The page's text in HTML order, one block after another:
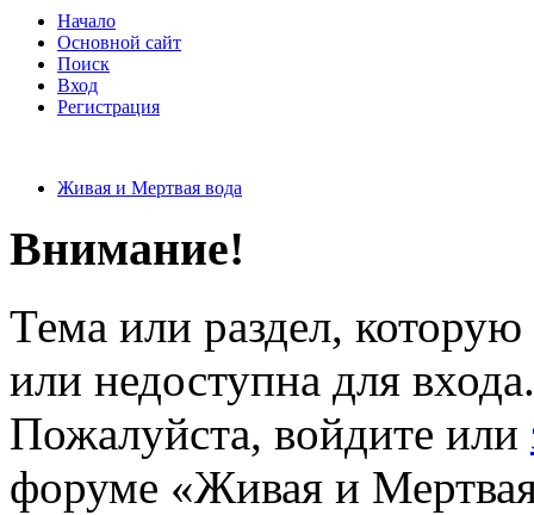
Начало
Основной сайт
Поиск
Вход
Регистрация
Живая и Мертвая вода
Внимание!
Тема или раздел,
или недоступна для входа.
Пожалуйста, войдите или
форуме «Живая и